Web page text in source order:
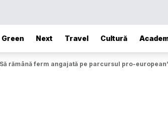
Green Next Travel Cultură
rămână ferm angajată pe parcursul pro-